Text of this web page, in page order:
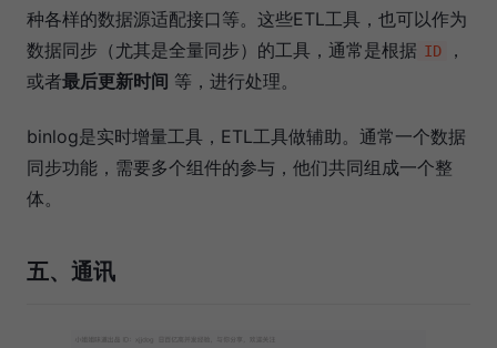
种各样的数据源适配接口等。这些ETL工具，也可以作为
数据同步（尤其是全量同步）的工具，通常是根据 ID
，
或者最后更新时间 等，进行处理。
binlog是实时增量工具，ETL工具做辅助。通常一个数据
同步功能，需要多个组件的参与，他们共同组成一个整
体。
五、通讯